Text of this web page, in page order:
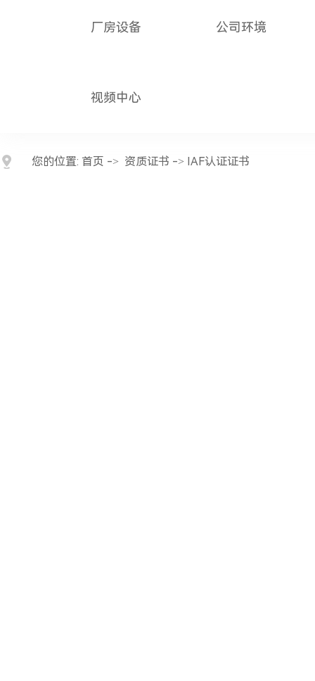
厂房设备 公司环境
视频中心
您的位置: 首页 -> 资质证书 -> IAF认证证书